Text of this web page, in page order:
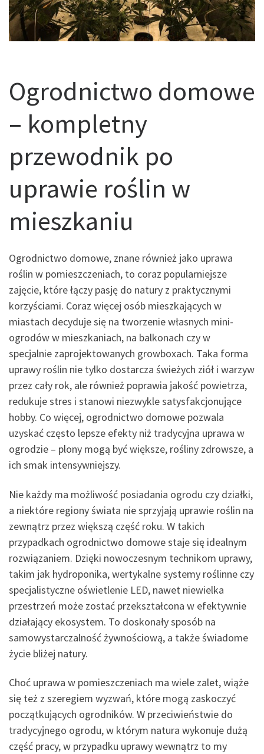
Ogrodnictwo domowe
– kompletny
przewodnik po
uprawie roślin w
mieszkaniu
Ogrodnictwo domowe, znane również jako uprawa
roślin w pomieszczeniach, to coraz popularniejsze
zajęcie, które łączy pasję do natury z praktycznymi
korzyściami. Coraz więcej osób mieszkających w
miastach decyduje się na tworzenie własnych mini-
ogrodów w mieszkaniach, na balkonach czy w
specjalnie zaprojektowanych growboxach. Taka forma
uprawy roślin nie tylko dostarcza świeżych ziół i warzyw
przez cały rok, ale również poprawia jakość powietrza,
redukuje stres i stanowi niezwykle satysfakcjonujące
hobby. Co więcej, ogrodnictwo domowe pozwala
uzyskać często lepsze efekty niż tradycyjna uprawa w
ogrodzie – plony mogą być większe, rośliny zdrowsze, a
ich smak intensywniejszy.
Nie każdy ma możliwość posiadania ogrodu czy działki,
a niektóre regiony świata nie sprzyjają uprawie roślin na
zewnątrz przez większą część roku. W takich
przypadkach ogrodnictwo domowe staje się idealnym
rozwiązaniem. Dzięki nowoczesnym technikom uprawy,
takim jak hydroponika, wertykalne systemy roślinne czy
specjalistyczne oświetlenie LED, nawet niewielka
przestrzeń może zostać przekształcona w efektywnie
działający ekosystem. To doskonały sposób na
samowystarczalność żywnościową, a także świadome
życie bliżej natury.
Choć uprawa w pomieszczeniach ma wiele zalet, wiąże
się też z szeregiem wyzwań, które mogą zaskoczyć
początkujących ogrodników. W przeciwieństwie do
tradycyjnego ogrodu, w którym natura wykonuje dużą
część pracy, w przypadku uprawy wewnątrz to my